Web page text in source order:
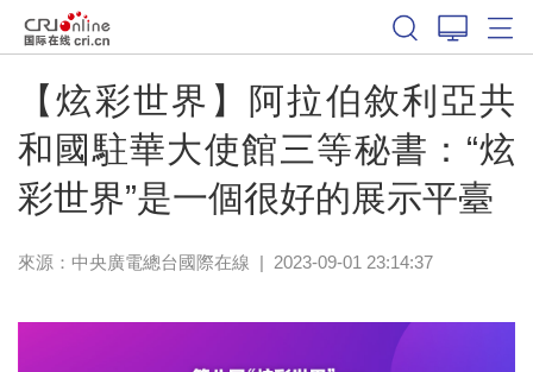
【炫彩世界】阿拉伯敘利亞共
和國駐華大使館三等秘書：“炫
彩世界”是一個很好的展示平臺
來源：中央廣電總台國際在線 | 2023-09-01 23:14:37